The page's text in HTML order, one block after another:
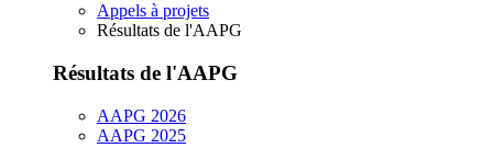
Appels à projets
Résultats de l'AAPG
Résultats de l'AAPG
AAPG 2026
AAPG 2025